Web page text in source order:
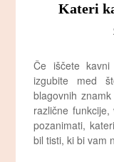
Kateri
Če iščete
izgubite med
blagovnih
različne
pozanimati,
bil tisti, ki bi vam